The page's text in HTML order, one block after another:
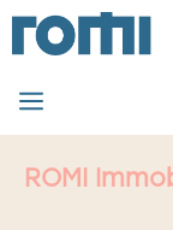
Zum
Inhalt
springen
MENÜ
ROMI